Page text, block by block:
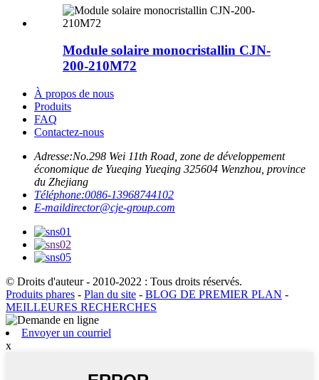
Module solaire monocristallin CJN-
200-210M72
À propos de nous
Produits
FAQ
Contactez-nous
Adresse:No.298 Wei 11th Road, zone de développement
économique de Yueqing Yueqing 325604 Wenzhou, province
du Zhejiang
Téléphone:0086-13968744102
E-maildirector@cje-group.com
© Droits d'auteur - 2010-2022 : Tous droits réservés.
Produits phares - Plan du site - BLOG DE PREMIER PLAN -
MEILLEURES RECHERCHES
Envoyer un courriel
x